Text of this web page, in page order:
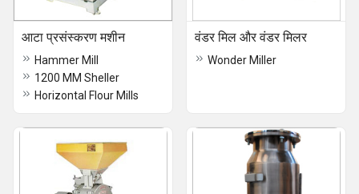
आटा प्रसंस्करण मशीन
Hammer Mill
1200 MM Sheller
Horizontal Flour Mills
वंडर मिल और वंडर मिलर
Wonder Miller